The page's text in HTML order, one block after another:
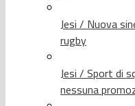
Jesi / Nuova
rugby
Jesi / Sport di
nessuna